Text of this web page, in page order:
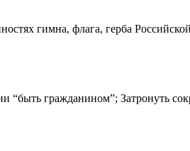
гимна, флага, герба
гражданином”; Затронуть